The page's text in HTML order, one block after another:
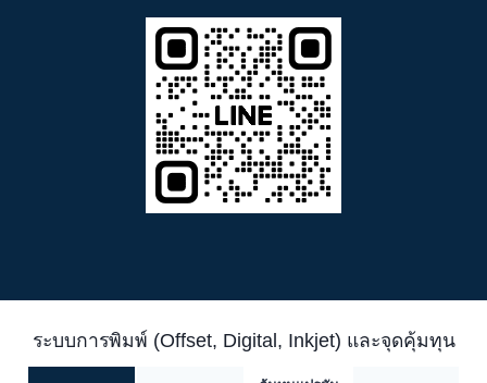
ระบบการพิมพ์ (Offset, Digital, Inkjet) และจุดคุ้มทุน